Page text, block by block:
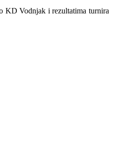
KD Vodnjak i rezultatima turnira